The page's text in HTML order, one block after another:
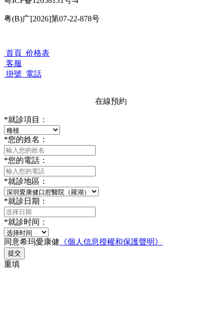
粤(B)广[2026]第07-22-878号
首頁 价格表
客服
掛號 電話
在線預約
*就診項目：
*您的姓名：
*您的電話：
*就診地區：
*就診日期：
*就診时间：
同意希玛愛康健 《個人信息授權和保護聲明》
提交
重填